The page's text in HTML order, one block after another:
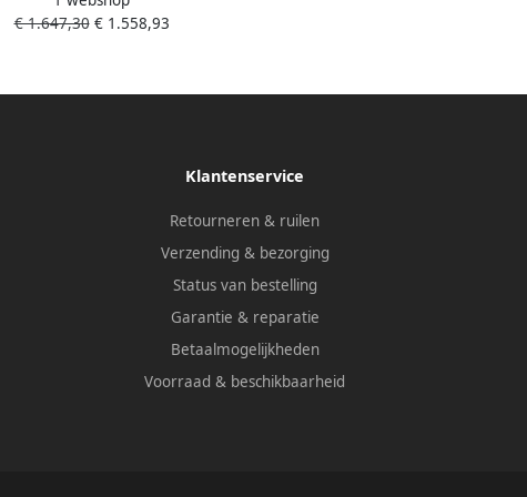
€ 1.647,30€ 1.558,93
Klantenservice
Retourneren & ruilen
Verzending & bezorging
Status van bestelling
Garantie & reparatie
Betaalmogelijkheden
Voorraad & beschikbaarheid